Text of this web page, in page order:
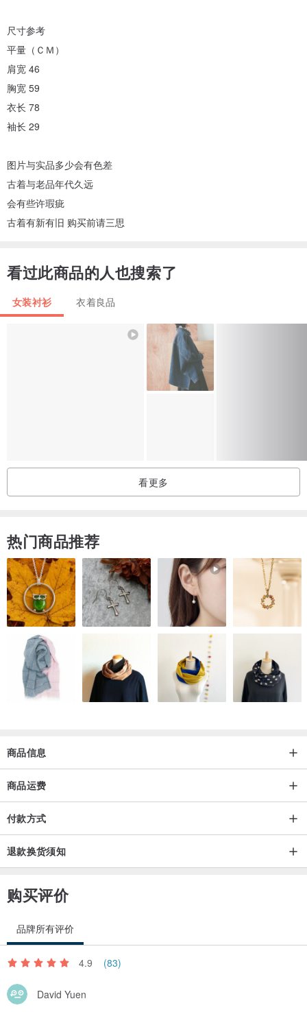
尺寸参考
平量（ＣＭ）
肩宽 46
胸宽 59
衣长 78
袖长 29
图片与实品多少会有色差
古着与老品年代久远
会有些许瑕疵
古着有新有旧 购买前请三思
看过此商品的人也搜索了
女装衬衫 衣着良品
看更多
热门商品推荐
商品信息
商品运费
付款方式
退款换货须知
购买评价
品牌所有评价
4.9 (83)
David Yuen